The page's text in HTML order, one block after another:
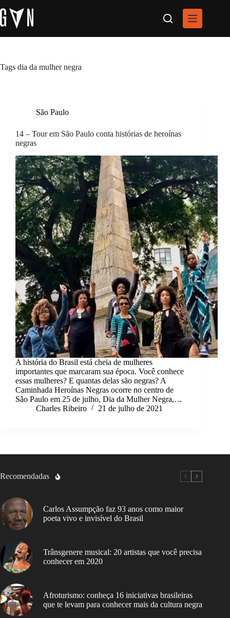
para
o
conteúdo
Tags dia da mulher negra
São Paulo
14 – Tour em São Paulo conta histórias de heroínas
negras
A história do Brasil está cheia de mulheres
importantes que marcaram sua época. Você conhece
essas mulheres? E quantas delas são negras? A
Caminhada Heroínas Negras ocorre no centro de
São Paulo em 25 de julho, Dia da Mulher Negra,…
Charles Ribeiro
21 de julho de 2021
Recomendadas
Carlos Assumpção faz 93 anos como maior
poeta vivo e invisível do Brasil
Trânsgenere musical: 20 artistas que você precisa
conhecer em 2020
Afroturismo: conheça 16 iniciativas brasileiras
que te levam para conhecer mais da cultura negra